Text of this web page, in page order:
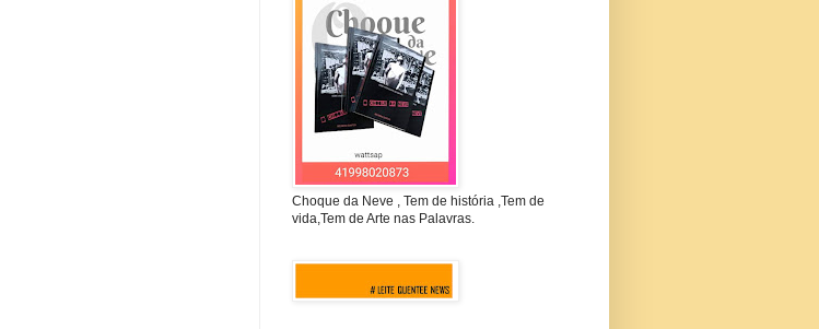
Choque da Neve , Tem de história ,Tem de
vida,Tem de Arte nas Palavras.